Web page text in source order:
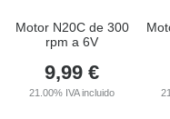
Motor N20C de 300
rpm a 6V
9,99 €
21.00% IVA incluido